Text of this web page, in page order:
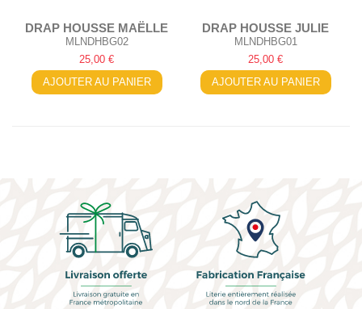
DRAP HOUSSE MAËLLE
MLNDHBG02
25,00 €
AJOUTER AU PANIER
DRAP HOUSSE JULIE
MLNDHBG01
25,00 €
AJOUTER AU PANIER